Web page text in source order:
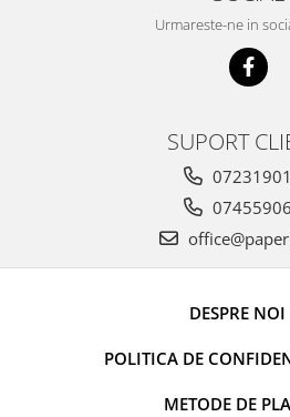
Urmareste-ne in
SUPORT
DESPRE NOI
POLITICA DE
METODE DE